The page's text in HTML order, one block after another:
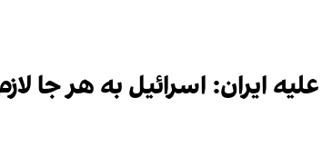
ایران: اسرائیل به هر جا